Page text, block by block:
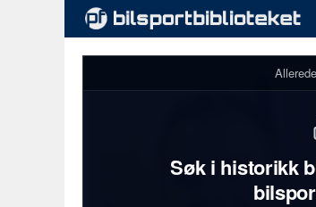
Søk i historikk